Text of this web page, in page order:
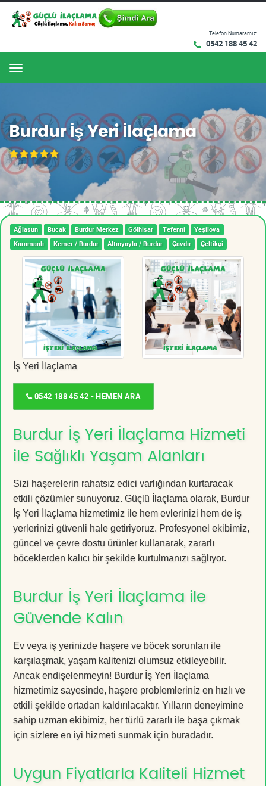
Telefon Numaramız:
0542 188 45 42
Menu
Burdur İş Yeri İlaçlama
Ağlasun Bucak Burdur Merkez Gölhisar Tefenni
Yeşilova
Karamanlı
Kemer / Burdur Altınyayla / Burdur Çavdır Çeltikçi
İş Yeri İlaçlama
0542 188 45 42 - HEMEN ARA
Burdur İş Yeri İlaçlama Hizmeti
ile Sağlıklı Yaşam Alanları
Sizi haşerelerin rahatsız edici varlığından kurtaracak
etkili çözümler sunuyoruz. Güçlü İlaçlama olarak, Burdur
İş Yeri İlaçlama hizmetimiz ile hem evlerinizi hem de iş
yerlerinizi güvenli hale getiriyoruz. Profesyonel ekibimiz,
güncel ve çevre dostu ürünler kullanarak, zararlı
böceklerden kalıcı bir şekilde kurtulmanızı sağlıyor.
Burdur İş Yeri İlaçlama ile
Güvende Kalın
Ev veya iş yerinizde haşere ve böcek sorunları ile
karşılaşmak, yaşam kalitenizi olumsuz etkileyebilir.
Ancak endişelenmeyin! Burdur İş Yeri İlaçlama
hizmetimiz sayesinde, haşere problemleriniz en hızlı ve
etkili şekilde ortadan kaldırılacaktır. Yılların deneyimine
sahip uzman ekibimiz, her türlü zararlı ile başa çıkmak
için sizlere en iyi hizmeti sunmak için buradadır.
Uygun Fiyatlarla Kaliteli Hizmet